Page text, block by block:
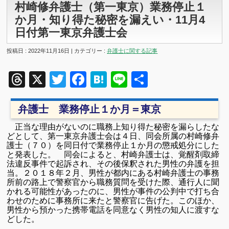
村崎修弁護士（第一東京）業務停止１
か月・知り得た秘密を漏えい・11月4
日付第一東京弁護士会
投稿日 : 2022年11月16日 | カテゴリー :弁護士に関する記事
Threads
X TwitterFacebook
Hatena
Line
有
弁護士 業務停止１か月＝東京
正当な理由がないのに職務上知り得た秘密を漏らしたな
どとして、第一東京弁護士会は４日、同会所属の村崎修弁
護士（７０）を同日付で業務停止１か月の懲戒処分にした
と発表した。
同会によると、村崎弁護士は、覚醒剤取締
法違反事件で起訴され、その後保釈された男性の弁護を担
当。２０１８年２月、男性が都内にある村崎弁護士の事務
所前の路上で警察官から職務質問を受けた際、通行人に聞
かれる可能性があったのに、男性が事件の公判中で打ち合
わせのために事務所に来たと警察官に告げた。このほか、
男性から預かった携帯電話を同意なく男性の知人に渡すな
どした。